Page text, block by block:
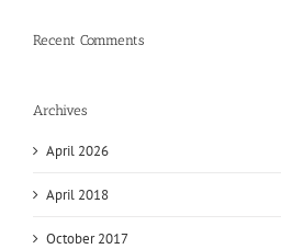
Recent Comments
Archives
April 2026
April 2018
October 2017